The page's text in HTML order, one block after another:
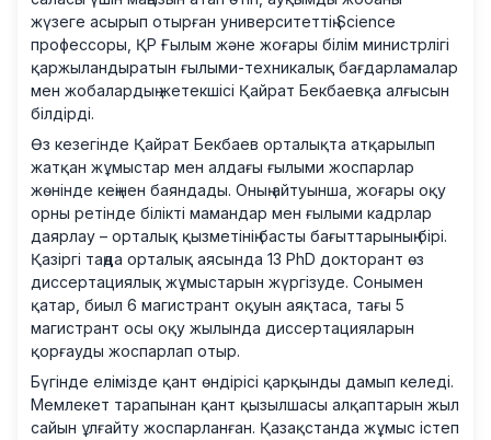
жүзеге асырып отырған университеттің Science
профессоры, ҚР Ғылым және жоғары білім министрлігі
қаржыландыратын ғылыми-техникалық бағдарламалар
мен жобалардың жетекшісі Қайрат Бекбаевқа алғысын
білдірді.
Өз кезегінде Қайрат Бекбаев орталықта атқарылып
жатқан жұмыстар мен алдағы ғылыми жоспарлар
жөнінде кеңінен баяндады. Оның айтуынша, жоғары оқу
орны ретінде білікті мамандар мен ғылыми кадрлар
даярлау – орталық қызметінің басты бағыттарының бірі.
Қазіргі таңда орталық аясында 13 PhD докторант өз
диссертациялық жұмыстарын жүргізуде. Сонымен
қатар, биыл 6 магистрант оқуын аяқтаса, тағы 5
магистрант осы оқу жылында диссертацияларын
қорғауды жоспарлап отыр.
Бүгінде елімізде қант өндірісі қарқынды дамып келеді.
Мемлекет тарапынан қант қызылшасы алқаптарын жыл
сайын ұлғайту жоспарланған. Қазақстанда жұмыс істеп